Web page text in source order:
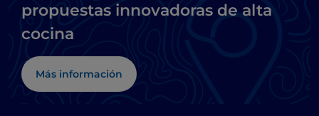
propuestas innovadoras de alta
cocina
Más información